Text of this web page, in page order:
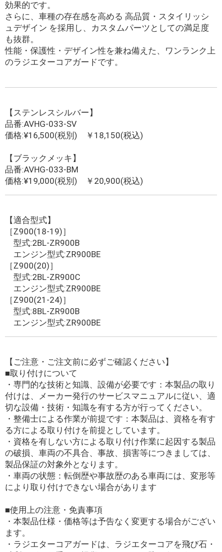
効果的です。
さらに、車種の存在感を高める 高品質・スタイリッシ
ュデザイン を採用し、カスタムパーツとしての満足度
も抜群。
性能・保護性・デザイン性を兼ね備えた、ワンランク上
のラジエターコアガードです。
【ステンレスシルバー】
品番:AVHG-033-SV
価格:¥16,500(税別) ￥18,150(税込)
【ブラックメッキ】
品番:AVHG-033-BM
価格:¥19,000(税別) ￥20,900(税込)
【適合型式】
［Z900(18-19)］
型式:2BL-ZR900B
エンジン型式:ZR900BE
［Z900(20)］
型式:2BL-ZR900C
エンジン型式:ZR900BE
［Z900(21-24)］
型式:8BL-ZR900B
エンジン型式:ZR900BE
【ご注意・ご注文前に必ずご確認ください】
■取り付けについて
・専門的な技術と知識、設備が必要です：本製品の取り
付けは、メーカー発行のサービスマニュアルに従い、適
切な設備・技術・知識を有する方が行ってください。
・整備士による作業が前提です：本製品は、資格を有す
る方による取り付けを前提としています。
・資格を有しない方による取り付け作業に起因する製品
の破損、車両の不具合、事故、損害等につきましては、
製品保証の対象外となります。
・車両の状態：転倒歴や事故歴のある車両には、変形等
により取り付けできない場合があります
■使用上の注意・免責事項
・本製品仕様・価格等は予告なく変更する場合がござい
ます。
・ラジエターコアガードは、ラジエターコアを飛び石・